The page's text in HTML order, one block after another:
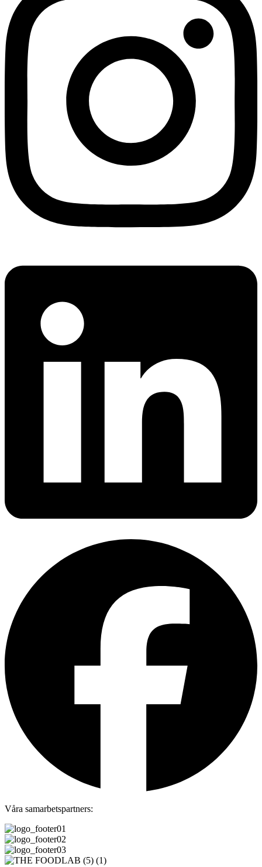
Våra samarbetspartners: